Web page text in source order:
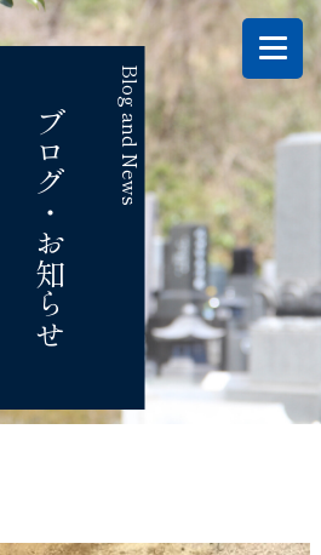
Blog and News
ブログ・お知らせ